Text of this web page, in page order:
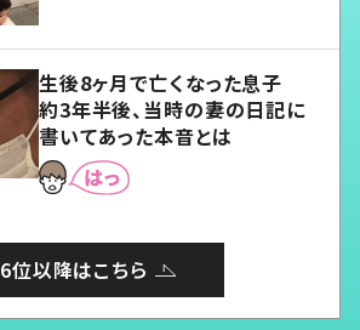
生後8ヶ月で亡くなった息子
約3年半後、当時の妻の日記に
書いてあった本音とは
6位以降はこちら